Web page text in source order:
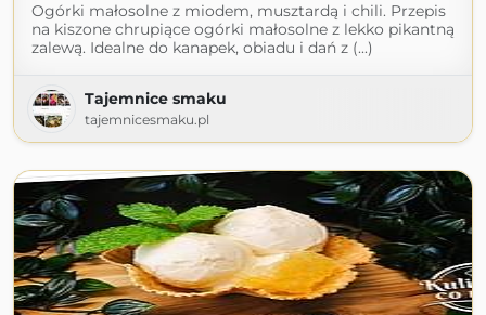
Ogórki małosolne z miodem, musztardą i chili. Przepis
na kiszone chrupiące ogórki małosolne z lekko pikantną
zalewą. Idealne do kanapek, obiadu i dań z (...)
Tajemnice smaku
tajemnicesmaku.pl